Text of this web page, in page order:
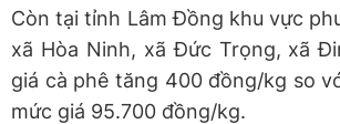
Còn tại tỉnh Lâm Đồng khu vực
xã Hòa Ninh, xã Đức Trọng, xã
giá cà phê tăng 400 đồng/kg so
mức giá 95.700 đồng/kg.